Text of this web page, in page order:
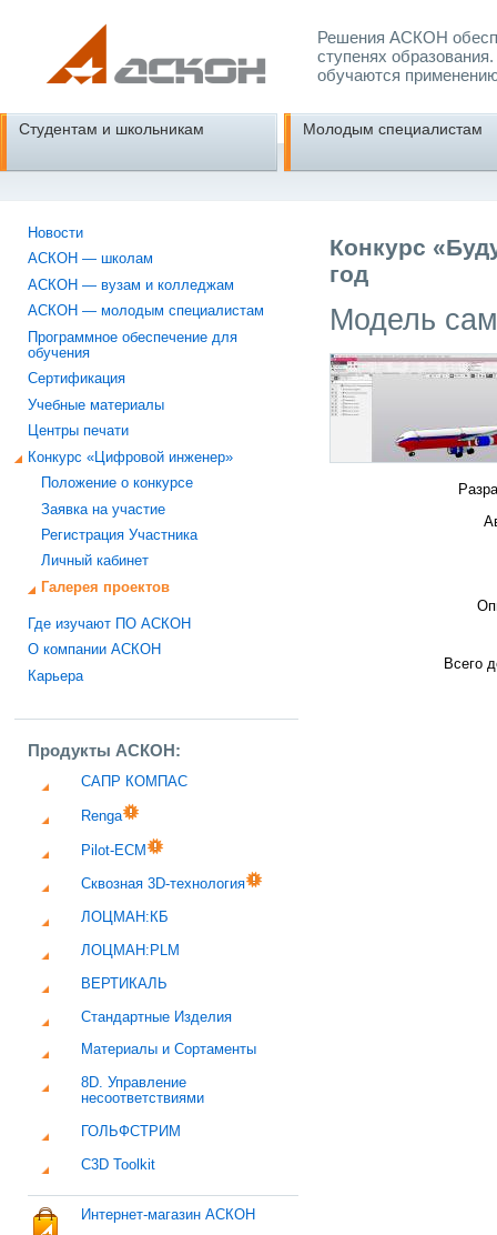
Решения АСКОН
ступенях
обучаются
Студентам и школьникам Молодым специалистам
Новости
АСКОН — школам
АСКОН — вузам и колледжам
АСКОН — молодым специалистам
Программное обеспечение для
обучения
Сертификация
Учебные материалы
Центры печати
Конкурс «Цифровой инженер»
Положение о конкурсе
Заявка на участие
Регистрация Участника
Личный кабинет
Галерея проектов
Где изучают ПО АСКОН
О компании АСКОН
Карьера
Продукты АСКОН:
САПР КОМПАС
Renga
Pilot-ECM
Сквозная 3D-технология
ЛОЦМАН:КБ
ЛОЦМАН:PLM
ВЕРТИКАЛЬ
Стандартные Изделия
Материалы и Сортаменты
8D. Управление
несоответствиями
ГОЛЬФСТРИМ
C3D Toolkit
Интернет-магазин АСКОН
Конкурс
год
Модель
Всего